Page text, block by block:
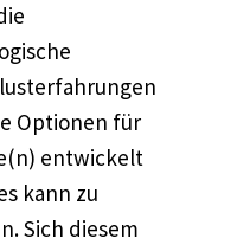
Optionen für
entwickelt
kann zu
Sich diesem